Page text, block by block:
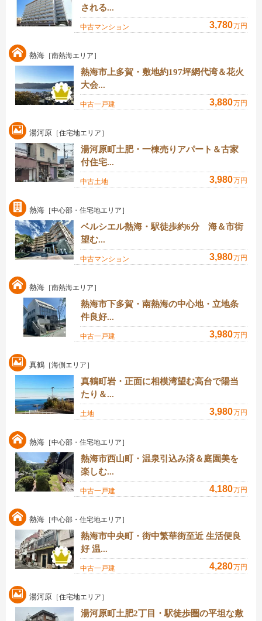
される...
中古マンション 3,780万円
熱海 ［南熱海エリア］
熱海市上多賀・敷地約197坪網代湾＆花火
大会...
中古一戸建 3,880万円
湯河原 ［住宅地エリア］
湯河原町土肥・一棟売りアパート＆古家
付住宅...
中古土地 3,980万円
熱海 ［中心部・住宅地エリア］
ベルシエル熱海・駅徒歩約6分 海＆市街
望む...
中古マンション 3,980万円
熱海 ［南熱海エリア］
熱海市下多賀・南熱海の中心地・立地条
件良好...
中古一戸建 3,980万円
真鶴 ［海側エリア］
真鶴町岩・正面に相模湾望む高台で陽当
たり＆...
土地 3,980万円
熱海 ［中心部・住宅地エリア］
熱海市西山町・温泉引込み済＆庭園美を
楽しむ...
中古一戸建 4,180万円
熱海 ［中心部・住宅地エリア］
熱海市中央町・街中繁華街至近 生活便良
好 温...
中古一戸建 4,280万円
湯河原 ［住宅地エリア］
湯河原町土肥2丁目・駅徒歩圏の平坦な敷